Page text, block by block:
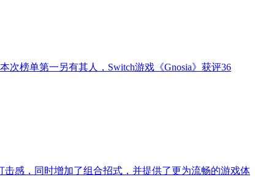
榜单第一另有其人，Switch游戏《Gnosia》获评36
感，同时增加了组合招式，并提供了更为流畅的游戏体